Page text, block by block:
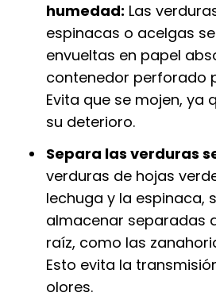
humedad: Las
espinacas o acelgas
envueltas en papel
contenedor perforado
Evita que se mojen, ya
su deterioro.
Separa las verduras
verduras de hojas
lechuga y la espinaca,
almacenar separadas
raíz, como las
Esto evita la
olores.